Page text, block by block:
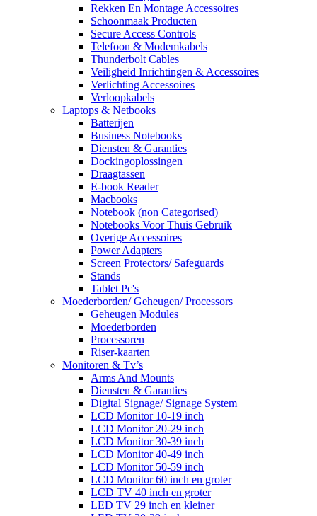
Rekken En Montage Accessoires
Schoonmaak Producten
Secure Access Controls
Telefoon & Modemkabels
Thunderbolt Cables
Veiligheid Inrichtingen & Accessoires
Verlichting Accessoires
Verloopkabels
Laptops & Netbooks
Batterijen
Business Notebooks
Diensten & Garanties
Dockingoplossingen
Draagtassen
E-book Reader
Macbooks
Notebook (non Categorised)
Notebooks Voor Thuis Gebruik
Overige Accessoires
Power Adapters
Screen Protectors/ Safeguards
Stands
Tablet Pc's
Moederborden/ Geheugen/ Processors
Geheugen Modules
Moederborden
Processoren
Riser-kaarten
Monitoren & Tv’s
Arms And Mounts
Diensten & Garanties
Digital Signage/ Signage System
LCD Monitor 10-19 inch
LCD Monitor 20-29 inch
LCD Monitor 30-39 inch
LCD Monitor 40-49 inch
LCD Monitor 50-59 inch
LCD Monitor 60 inch en groter
LCD TV 40 inch en groter
LED TV 29 inch en kleiner